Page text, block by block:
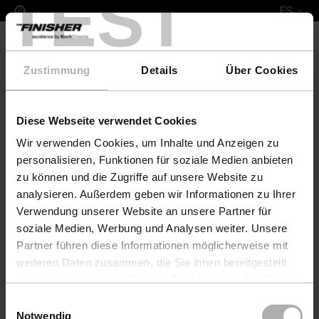
TEST
Zustimmung Details Über Cookies
Diese Webseite verwendet Cookies
Wir verwenden Cookies, um Inhalte und Anzeigen zu
personalisieren, Funktionen für soziale Medien anbieten
zu können und die Zugriffe auf unsere Website zu
analysieren. Außerdem geben wir Informationen zu Ihrer
Verwendung unserer Website an unsere Partner für
soziale Medien, Werbung und Analysen weiter. Unsere
Partner führen diese Informationen möglicherweise mit
weiteren Daten zusammen, die Sie ihnen bereitgestellt
Einstellungen zu den Cookies finden Sie unter
Notwendig
ES
Leather Fresh Set XS Sitting Vision